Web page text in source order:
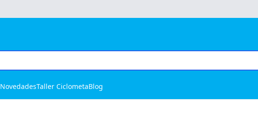
NovedadesTaller CiclometaBlog